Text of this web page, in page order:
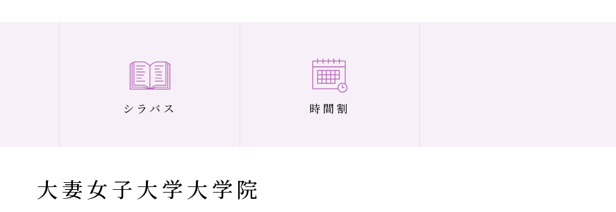
シラバス 時間割
大妻女子大学大学院